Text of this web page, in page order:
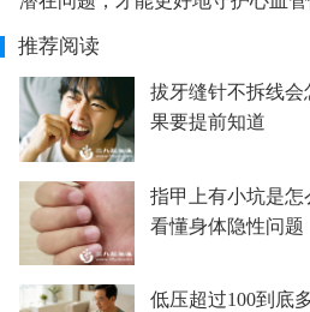
推荐阅读
拔牙缝针不拆线
果要提前知道
指甲上有小坑是怎
看懂身体隐性问题
低压超过100到底